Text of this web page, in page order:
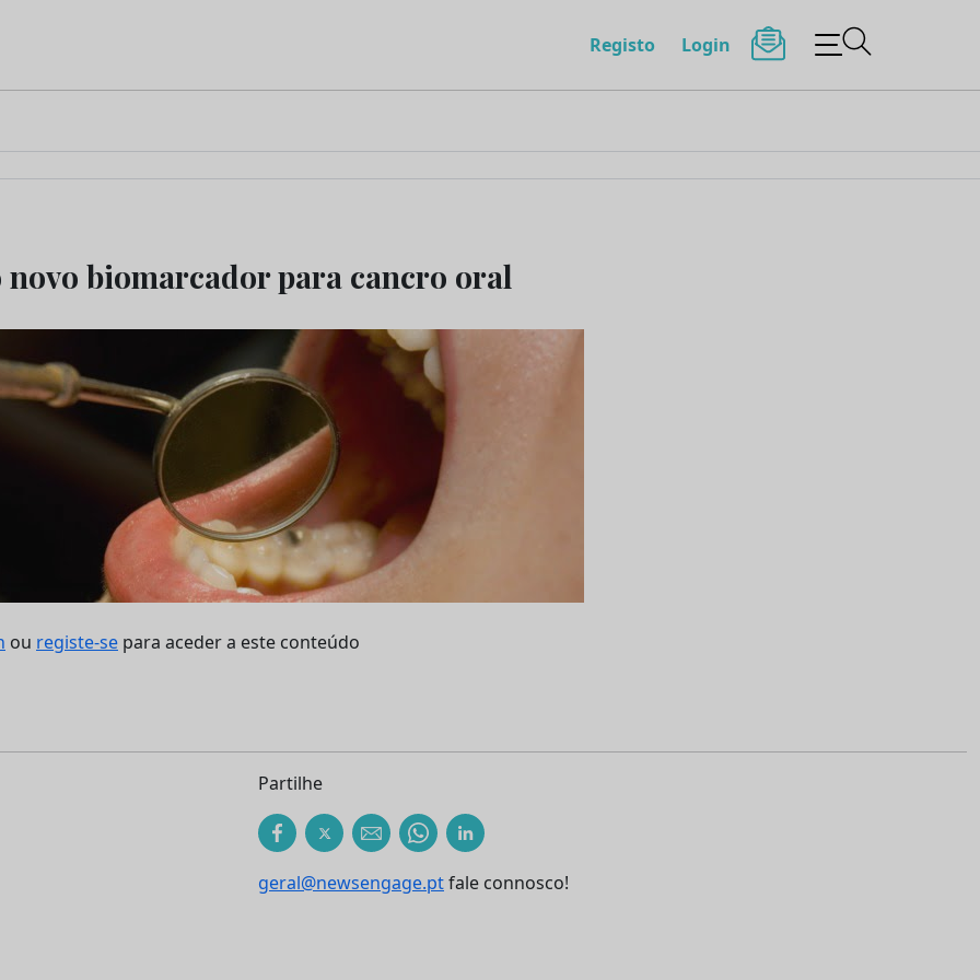
Registo Login
novo biomarcador para cancro oral
ou registe-se para aceder a este conteúdo
Partilhe
geral@newsengage.ptfale connosco!